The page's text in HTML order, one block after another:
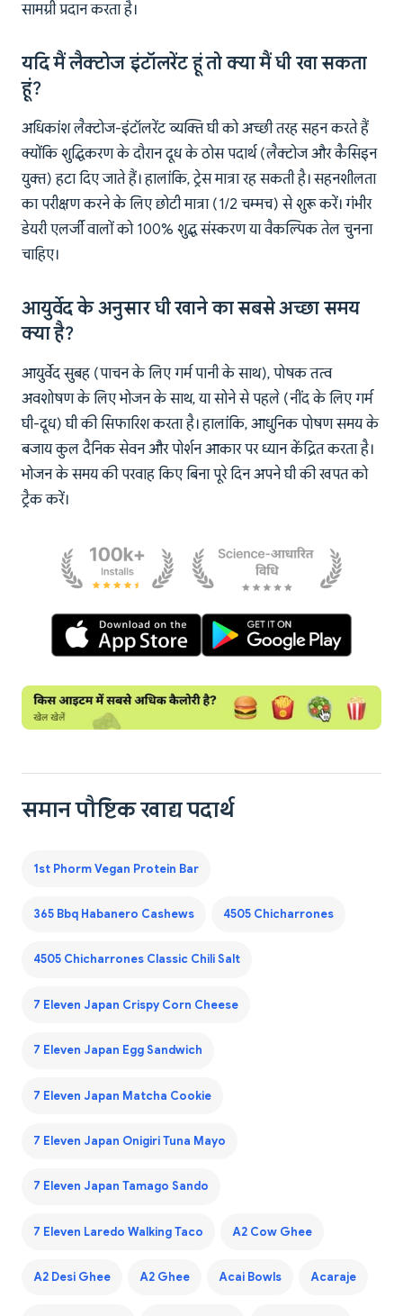
सामग्री प्रदान करता है।
यदि मैं लैक्टोज इंटॉलरेंट हूं तो क्या मैं घी खा सकता
हूं?
अधिकांश लैक्टोज-इंटॉलरेंट व्यक्ति घी को अच्छी तरह सहन करते हैं
क्योंकि शुद्धिकरण के दौरान दूध के ठोस पदार्थ (लैक्टोज और कैसिइन
युक्त) हटा दिए जाते हैं। हालांकि, ट्रेस मात्रा रह सकती है। सहनशीलता
का परीक्षण करने के लिए छोटी मात्रा (1/2 चम्मच) से शुरू करें। गंभीर
डेयरी एलर्जी वालों को 100% शुद्ध संस्करण या वैकल्पिक तेल चुनना
चाहिए।
आयुर्वेद के अनुसार घी खाने का सबसे अच्छा समय
क्या है?
आयुर्वेद सुबह (पाचन के लिए गर्म पानी के साथ), पोषक तत्व
अवशोषण के लिए भोजन के साथ, या सोने से पहले (नींद के लिए गर्म
घी-दूध) घी की सिफारिश करता है। हालांकि, आधुनिक पोषण समय के
बजाय कुल दैनिक सेवन और पोर्शन आकार पर ध्यान केंद्रित करता है।
भोजन के समय की परवाह किए बिना पूरे दिन अपने घी की खपत को
ट्रैक करें।
समान पौष्टिक खाद्य पदार्थ
1st Phorm Vegan Protein Bar
365 Bbq Habanero Cashews 4505 Chicharrones
4505 Chicharrones Classic Chili Salt
7 Eleven Japan Crispy Corn Cheese
7 Eleven Japan Egg Sandwich
7 Eleven Japan Matcha Cookie
7 Eleven Japan Onigiri Tuna Mayo
7 Eleven Japan Tamago Sando
7 Eleven Laredo Walking Taco A2 Cow Ghee
A2 Desi Ghee A2 Ghee Acai Bowls Acaraje